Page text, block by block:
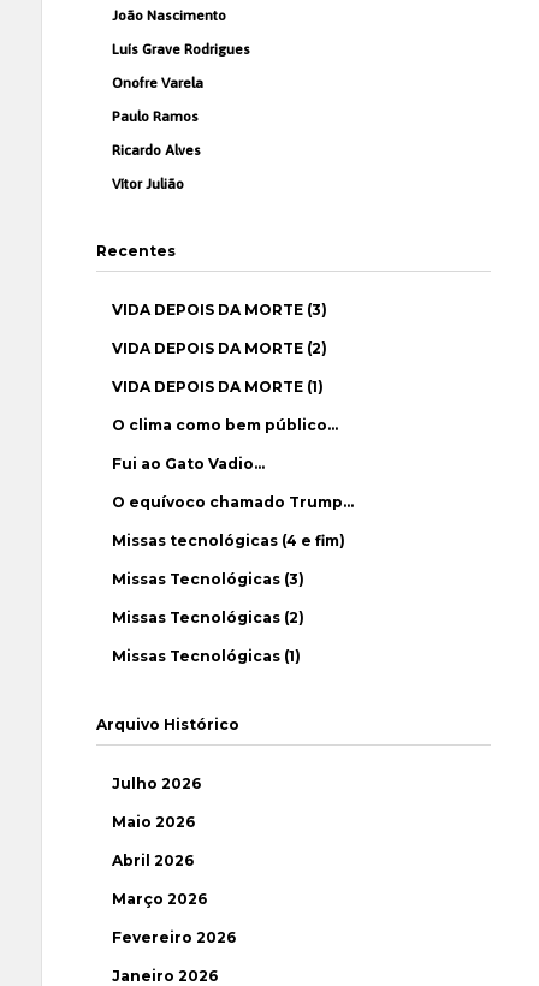
João Nascimento
Luís Grave Rodrigues
Onofre Varela
Paulo Ramos
Ricardo Alves
Vítor Julião
Recentes
VIDA DEPOIS DA MORTE (3)
VIDA DEPOIS DA MORTE (2)
VIDA DEPOIS DA MORTE (1)
O clima como bem público…
Fui ao Gato Vadio…
O equívoco chamado Trump…
Missas tecnológicas (4 e fim)
Missas Tecnológicas (3)
Missas Tecnológicas (2)
Missas Tecnológicas (1)
Arquivo Histórico
Julho 2026
Maio 2026
Abril 2026
Março 2026
Fevereiro 2026
Janeiro 2026